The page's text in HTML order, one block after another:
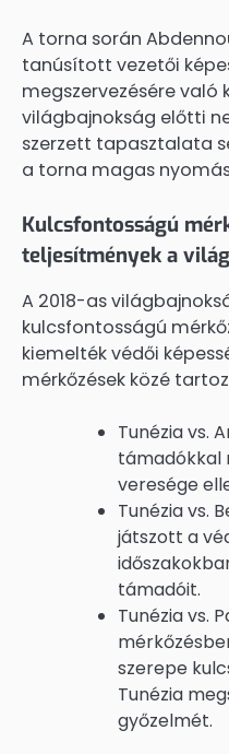
A torna során
tanúsított vezetői
megszervezésére való
világbajnokság előtti
szerzett tapasztalata
a torna magas
Kulcsfontosságú
teljesítmények a
A 2018-as
kulcsfontosságú
kiemelték védői
mérkőzések közé
Tunézia vs.
támadókkal
veresége
Tunézia vs.
játszott a
támadóit.
Tunézia vs.
szerepe
Tunézia
győzelmét.